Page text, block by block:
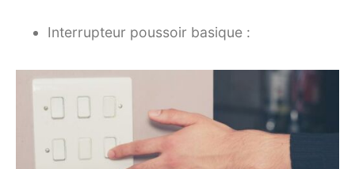
Interrupteur poussoir basique :